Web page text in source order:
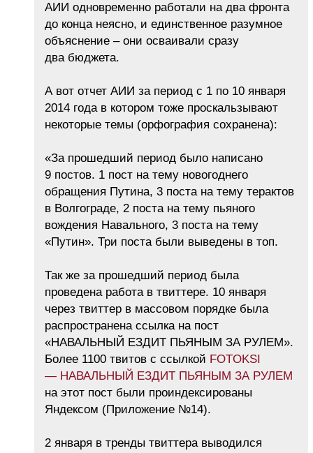
АИИ одновременно работали на два фронта
до конца неясно, и единственное разумное
объяснение – они осваивали сразу
два бюджета.
А вот отчет АИИ за период с 1 по 10 января
2014 года в котором тоже проскальзывают
некоторые темы (орфография сохранена):
«За прошедший период было написано
9 постов. 1 пост на тему новогоднего
обращения Путина, 3 поста на тему терактов
в Волгограде, 2 поста на тему пьяного
вождения Навального, 3 поста на тему
«Путин». Три поста были выведены в топ.
Так же за прошедший период была
проведена работа в твиттере. 10 января
через твиттер в массовом порядке была
распространена ссылка на пост
«НАВАЛЬНЫЙ ЕЗДИТ ПЬЯНЫМ ЗА РУЛЕМ».
Более 1100 твитов с ссылкой FOTOKSI
— НАВАЛЬНЫЙ ЕЗДИТ ПЬЯНЫМ ЗА РУЛЕМ
на этот пост были проиндексированы
Яндексом (Приложение №14).
2 января в тренды твиттера выводился